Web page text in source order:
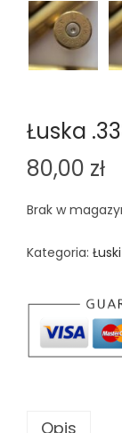
Łuska
80,00 zł
Brak w
Kategoria: Łuski
Opis